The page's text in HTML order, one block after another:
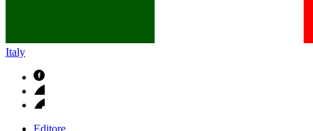
Italy
Editore